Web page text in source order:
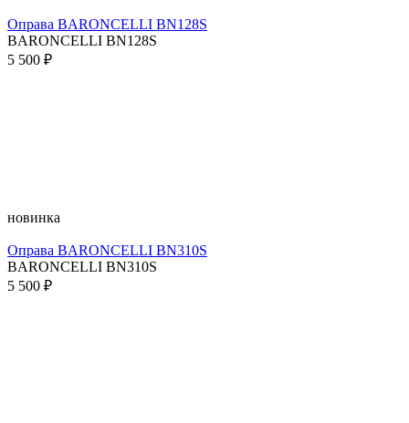
Оправа BARONCELLI BN128S
BARONCELLI BN128S
5 500 ₽
новинка
Оправа BARONCELLI BN310S
BARONCELLI BN310S
5 500 ₽